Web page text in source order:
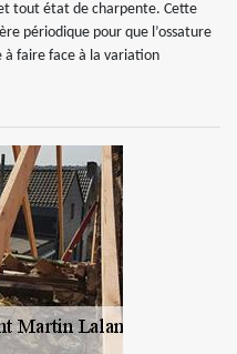
tout état de charpente. Cette
périodique pour que l’ossature
faire face à la variation